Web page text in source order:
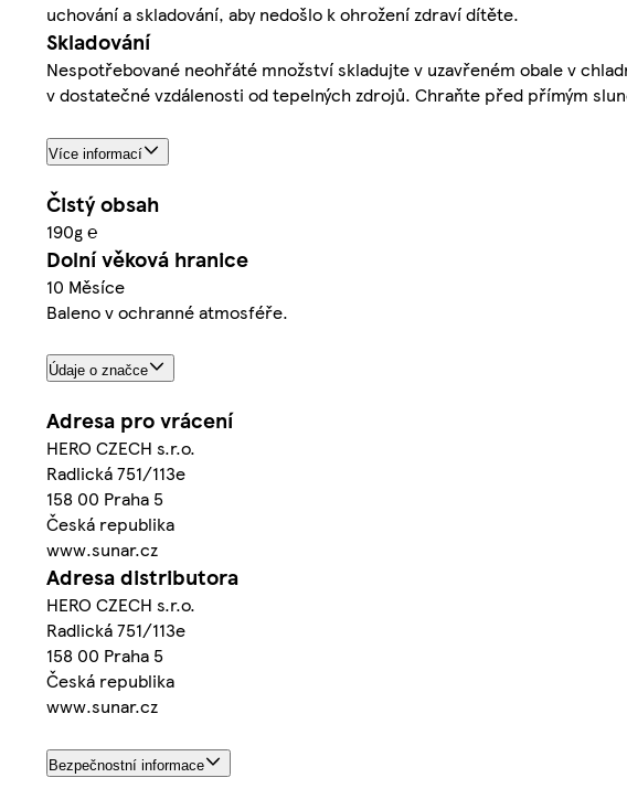
uchování a skladování, aby nedošlo k ohrožení zdraví dítěte.
Skladování
Nespotřebované neohřáté množství skladujte v uzavřeném obale v
v dostatečné vzdálenosti od tepelných zdrojů. Chraňte před přímým
Více informací
Čistý obsah
190g ℮
Dolní věková hranice
10 Měsíce
Baleno v ochranné atmosféře.
Údaje o značce
Adresa pro vrácení
HERO CZECH s.r.o.
Radlická 751/113e
158 00 Praha 5
Česká republika
www.sunar.cz
Adresa distributora
HERO CZECH s.r.o.
Radlická 751/113e
158 00 Praha 5
Česká republika
www.sunar.cz
Bezpečnostní informace